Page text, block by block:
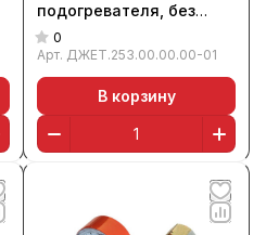
подогревателя, без
поверки), Джет
0
Арт. ДЖЕТ.253.00.00.00-01
В корзину